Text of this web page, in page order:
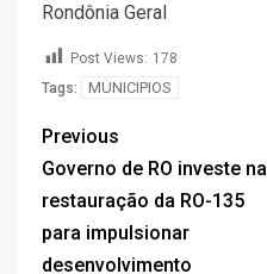
Rondônia Geral
Post Views: 178
Tags:
MUNICIPIOS
Previous
Governo de RO investe na
restauração da RO-135
para impulsionar
desenvolvimento